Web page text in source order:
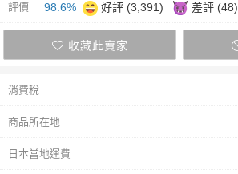
評價 98.6% 好評 (3,391) 差評 (48)
收藏此賣家
消費稅
商品所在地
日本當地運費